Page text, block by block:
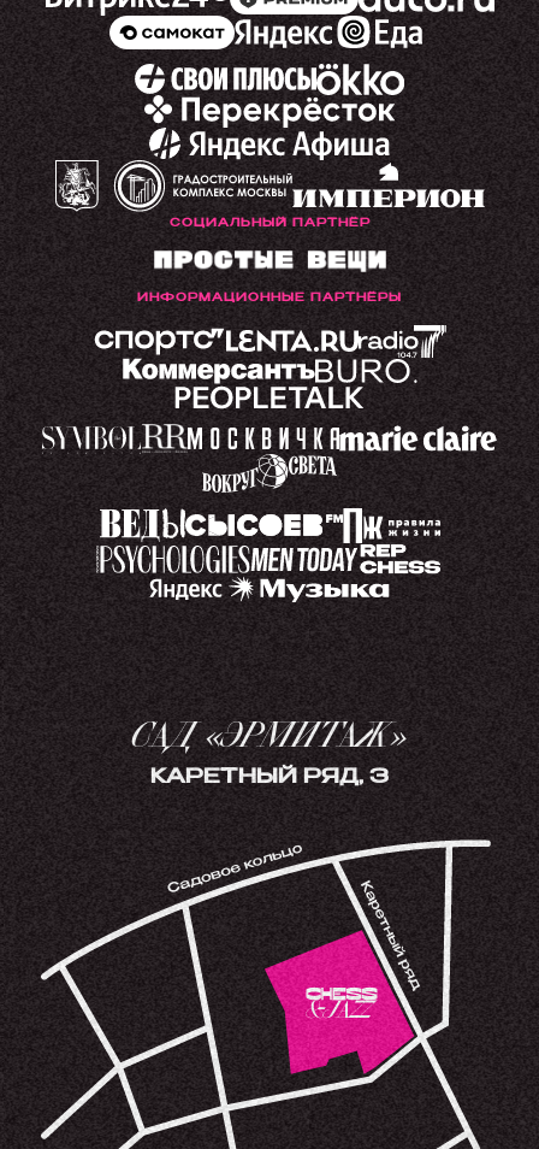
СОЦИАЛЬНЫЙ ПАРТНЁР
ИНФОРМАЦИОННЫЕ ПАРТНЁРЫ
САД «ЭРМИТАЖ»
КАРЕТНЫЙ РЯД, 3